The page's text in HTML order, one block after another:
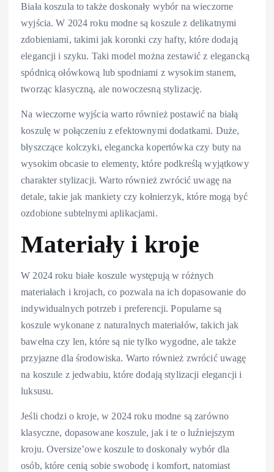
Biała koszula to także doskonały wybór na wieczorne
wyjścia. W 2024 roku modne są koszule z delikatnymi
zdobieniami, takimi jak koronki czy hafty, które dodają
elegancji i szyku. Taki model można zestawić z elegancką
spódnicą ołówkową lub spodniami z wysokim stanem,
tworząc klasyczną, ale nowoczesną stylizację.
Na wieczorne wyjścia warto również postawić na białą
koszulę w połączeniu z efektownymi dodatkami. Duże,
błyszczące kolczyki, elegancka kopertówka czy buty na
wysokim obcasie to elementy, które podkreślą wyjątkowy
charakter stylizacji. Warto również zwrócić uwagę na
detale, takie jak mankiety czy kołnierzyk, które mogą być
ozdobione subtelnymi aplikacjami.
Materiały i kroje
W 2024 roku białe koszule występują w różnych
materiałach i krojach, co pozwala na ich dopasowanie do
indywidualnych potrzeb i preferencji. Popularne są
koszule wykonane z naturalnych materiałów, takich jak
bawełna czy len, które są nie tylko wygodne, ale także
przyjazne dla środowiska. Warto również zwrócić uwagę
na koszule z jedwabiu, które dodają stylizacji elegancji i
luksusu.
Jeśli chodzi o kroje, w 2024 roku modne są zarówno
klasyczne, dopasowane koszule, jak i te o luźniejszym
kroju. Oversize’owe koszule to doskonały wybór dla
osób, które cenią sobie swobodę i komfort, natomiast